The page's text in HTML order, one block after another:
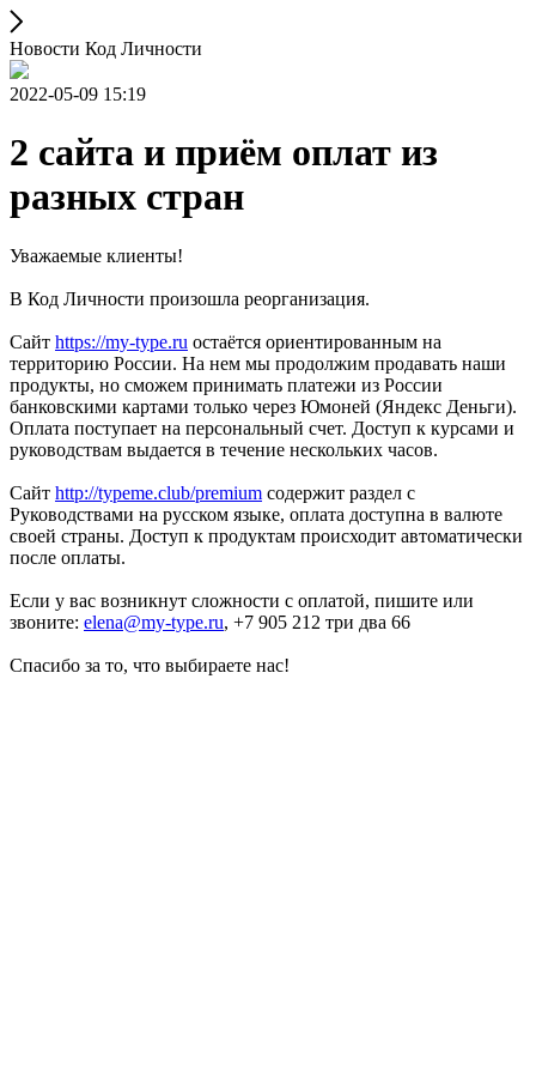
Новости Код Личности
2022-05-09 15:19
2 сайта и приём оплат из
разных стран
Уважаемые клиенты!
В Код Личности произошла реорганизация.
Cайт https://my-type.ru остаётся ориентированным на
территорию России. На нем мы продолжим продавать наши
продукты, но сможем принимать платежи из России
банковскими картами только через Юмоней (Яндекс Деньги).
Оплата поступает на персональный счет. Доступ к курсами и
руководствам выдается в течение нескольких часов.
Сайт http://typeme.club/premium содержит раздел с
Руководствами на русском языке, оплата доступна в валюте
своей страны. Доступ к продуктам происходит автоматически
после оплаты.
Если у вас возникнут сложности с оплатой, пишите или
звоните: elena@my-type.ru, +7 905 212 три два 66
Cпасибо за то, что выбираете нас!